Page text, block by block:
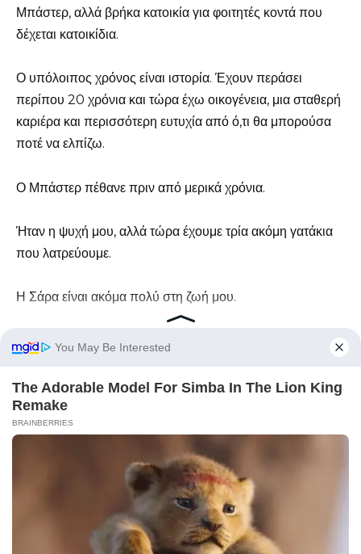
Μπάστερ, αλλά βρήκα κατοικία για φοιτητές κοντά που
δέχεται κατοικίδια.
Ο υπόλοιπος χρόνος είναι ιστορία. Έχουν περάσει
περίπου 20 χρόνια και τώρα έχω οικογένεια, μια σταθερή
καριέρα και περισσότερη ευτυχία από ό,τι θα μπορούσα
ποτέ να ελπίζω.
Ο Μπάστερ πέθανε πριν από μερικά χρόνια.
Ήταν η ψυχή μου, αλλά τώρα έχουμε τρία ακόμη γατάκια
που λατρεύουμε.
Η Σάρα είναι ακόμα πολύ στη ζωή μου.
Δεν ξέρω τι συνέβη με την Κέλι.
Δεν μπήκα στον κόπο να διατηρήσω επαφή μαζί της.
Αλλά έμαθα κάτι από εκείνη που δεν έχω ξεχάσει ποτέ.
Θα υπάρχουν πάντα άνθρωποι που θα προσπαθούν να
σε ρίξουν, να σβήσουν το φως σου και να σε αναγκάσουν
να γίνεις κάποιος που δεν είσαι.